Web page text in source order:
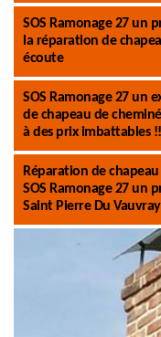
SOS Ramonage 27 un
la réparation de
écoute
SOS Ramonage 27 un
de chapeau de
à des prix imbattables !!
Réparation de
SOS Ramonage 27 un
Saint Pierre Du